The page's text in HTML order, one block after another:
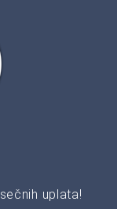
uplata!